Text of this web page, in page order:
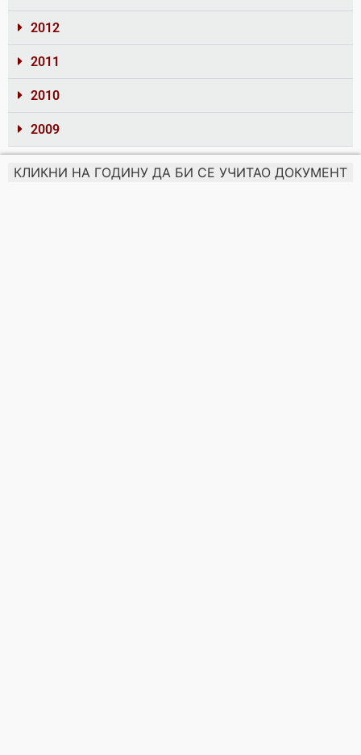
2012
2011
2010
2009
КЛИКНИ НА ГОДИНУ ДА БИ СЕ УЧИТАО ДОКУМЕНТ